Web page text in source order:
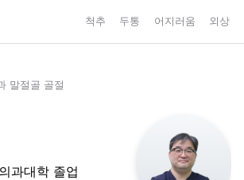
척추 두통 어지러움 외상
말절골 골절
과대학 졸업